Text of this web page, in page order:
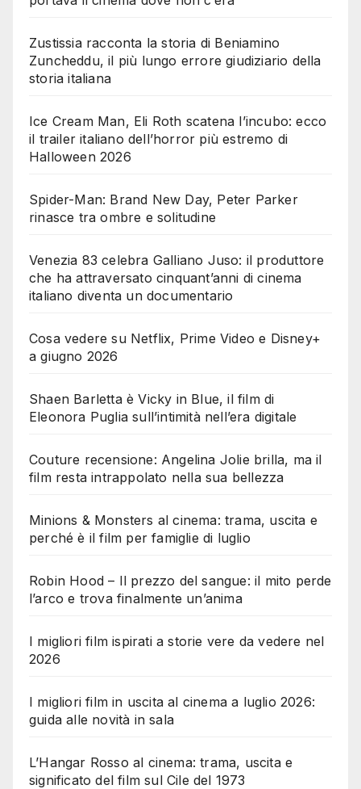
Zustissia racconta la storia di Beniamino
Zuncheddu, il più lungo errore giudiziario della
storia italiana
Ice Cream Man, Eli Roth scatena l’incubo: ecco
il trailer italiano dell’horror più estremo di
Halloween 2026
Spider-Man: Brand New Day, Peter Parker
rinasce tra ombre e solitudine
Venezia 83 celebra Galliano Juso: il produttore
che ha attraversato cinquant’anni di cinema
italiano diventa un documentario
Cosa vedere su Netflix, Prime Video e Disney+
a giugno 2026
Shaen Barletta è Vicky in Blue, il film di
Eleonora Puglia sull’intimità nell’era digitale
Couture recensione: Angelina Jolie brilla, ma il
film resta intrappolato nella sua bellezza
Minions & Monsters al cinema: trama, uscita e
perché è il film per famiglie di luglio
Robin Hood – Il prezzo del sangue: il mito perde
l’arco e trova finalmente un’anima
I migliori film ispirati a storie vere da vedere nel
2026
I migliori film in uscita al cinema a luglio 2026:
guida alle novità in sala
L’Hangar Rosso al cinema: trama, uscita e
significato del film sul Cile del 1973